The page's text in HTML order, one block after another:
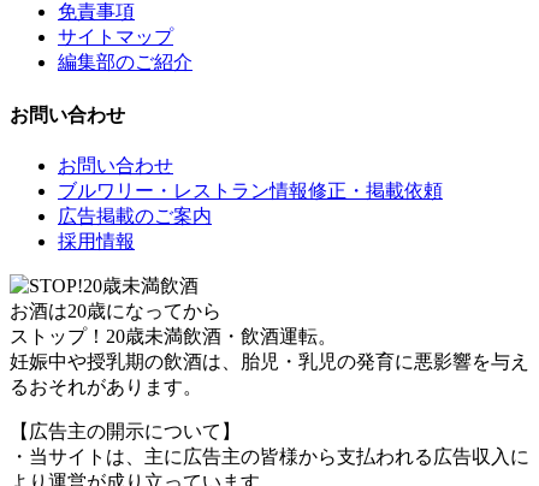
免責事項
サイトマップ
編集部のご紹介
お問い合わせ
お問い合わせ
ブルワリー・レストラン情報修正・掲載依頼
広告掲載のご案内
採用情報
お酒は20歳になってから
ストップ！20歳未満飲酒・飲酒運転。
妊娠中や授乳期の飲酒は、胎児・乳児の発育に悪影響を与え
るおそれがあります。
【広告主の開示について】
・当サイトは、主に広告主の皆様から支払われる広告収入に
より運営が成り立っています。